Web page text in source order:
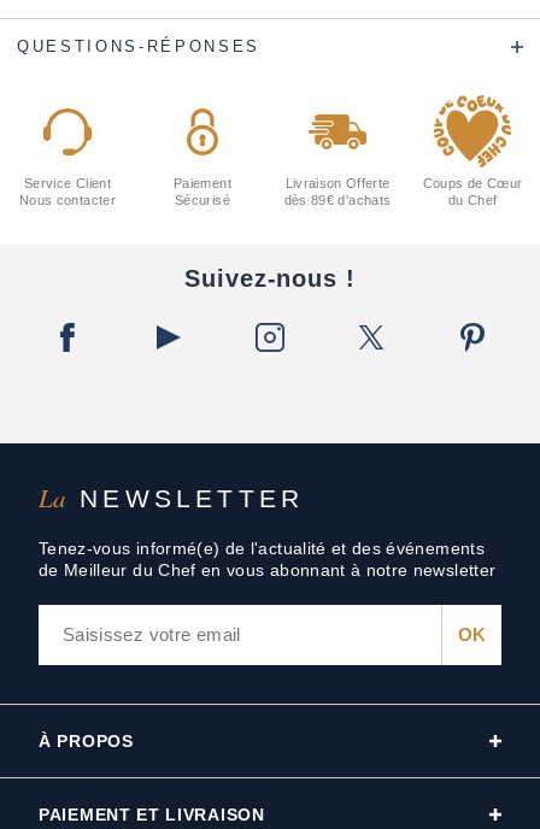
QUESTIONS-RÉPONSES
La NEWSLETTER
Tenez-vous informé(e) de l'actualité et des événements
de Meilleur du Chef en vous abonnant à notre newsletter
Service Client
Nous contacter
Paiement
Sécurisé
Livraison Offerte
dès 89€ d'achats
Coups de Cœur
du Chef
Suivez-nous !
À PROPOS
PAIEMENT ET LIVRAISON